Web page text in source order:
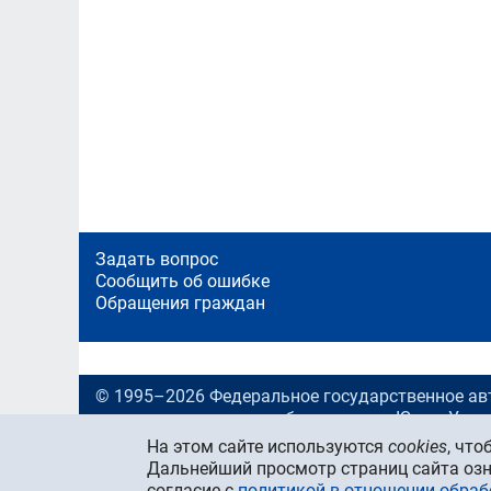
Задать вопрос
Сообщить об ошибке
Обращения граждан
© 1995–2026 Федеральное государственное
учреждение высшего образования «Южно-
университет (национальный
ФГАОУ ВО «ЮУрГУ (НИУ)»
Учредитель —Министерство науки и высшего
На этом сайте используютсяcookies,
Дальнейший просмотр страниц сайта